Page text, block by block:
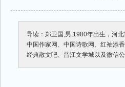
导读：郑卫国,男,1980年出生，河
中国作家网、中国诗歌网、红袖添
经典散文吧、晋江文学城以及微信